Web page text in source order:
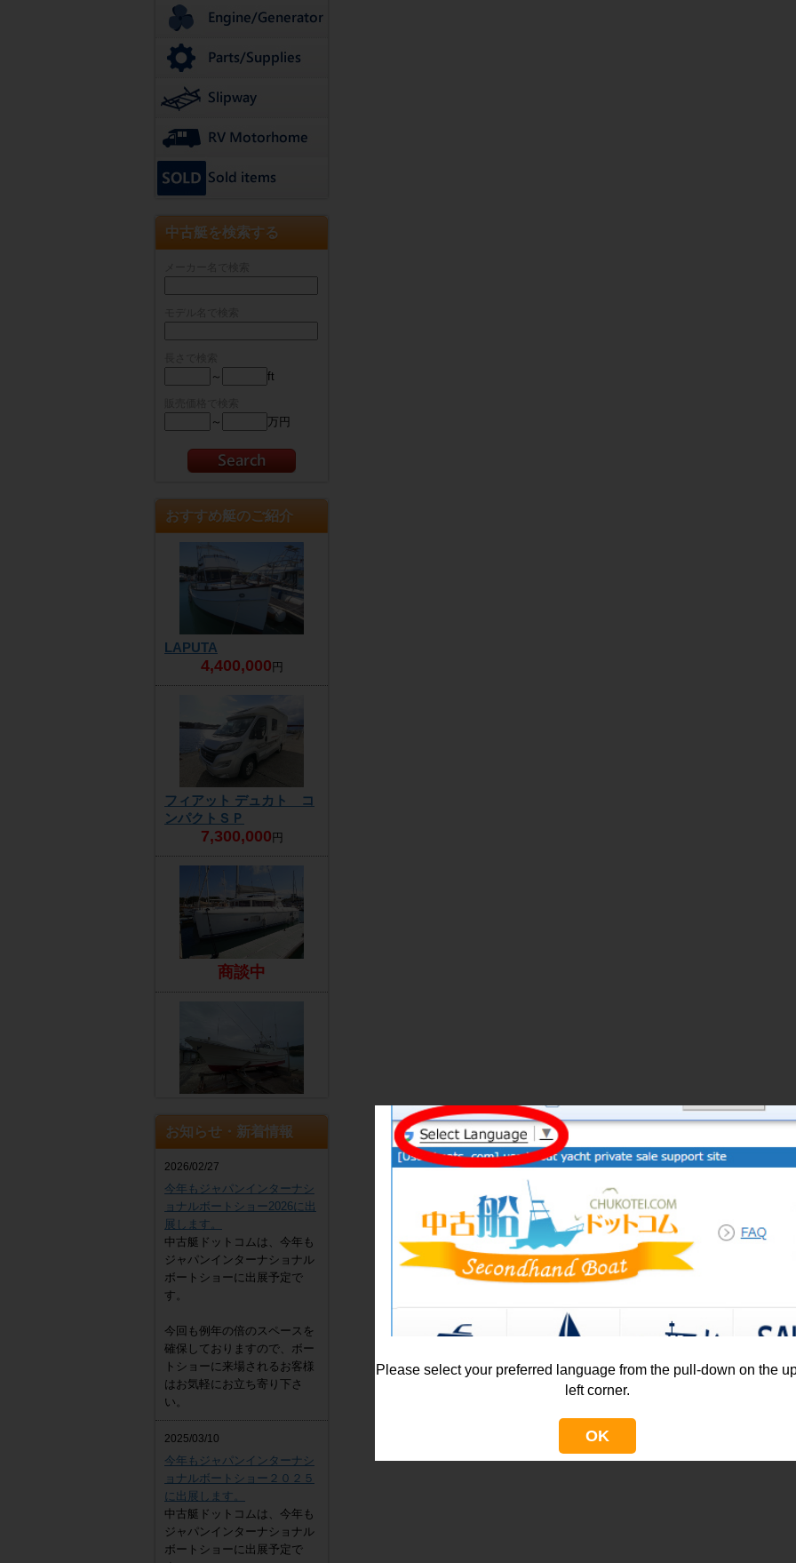
中古艇を検索する
～ ft
～ 万円
おすすめ艇のご紹介
LAPUTA
4,400,000 円
フィアット デュカト コ
ンパクトＳＰ
7,300,000 円
商談中
4,300,000円
お知らせ・新着情報
2026/02/27
今年もジャパンインターナシ
ョナルボートショー2026に出
展します。
中古艇ドットコムは、今年も
ジャパンインターナショナル
ボートショーに出展予定で
す。
今回も例年の倍のスペースを
確保しておりますので、ボー
トショーに来場されるお客様
はお気軽にお立ち寄り下さ
い。
2025/03/10
今年もジャパンインターナシ
ョナルボートショー２０２５
に出展します。
中古艇ドットコムは、今年も
ジャパンインターナショナル
ボートショーに出展予定で
Please select your preferred language from the pull-down on the
left corner.
OK